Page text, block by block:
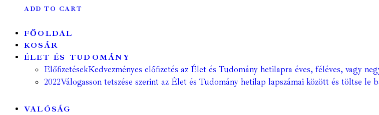
ADD TO CART
FŐOLDAL
KOSÁR
ÉLET ÉS TUDOMÁNY
ElőfizetésekKedvezményes előfizetés az Élet és Tudomány hetilapra éves, féléves, vagy
2022Válogasson tetszése szerint az Élet és Tudomány hetilap lapszámai között és töltse le
VALÓSÁG